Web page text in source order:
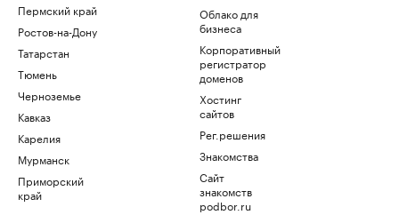
Пермский край
Ростов-на-Дону
Татарстан
Тюмень
Черноземье
Кавказ
Карелия
Мурманск
Приморский
край
Облако для
бизнеса
Корпоративный
регистратор
доменов
Хостинг
сайтов
Рег.решения
Знакомства
Сайт
знакомств
podbor.ru